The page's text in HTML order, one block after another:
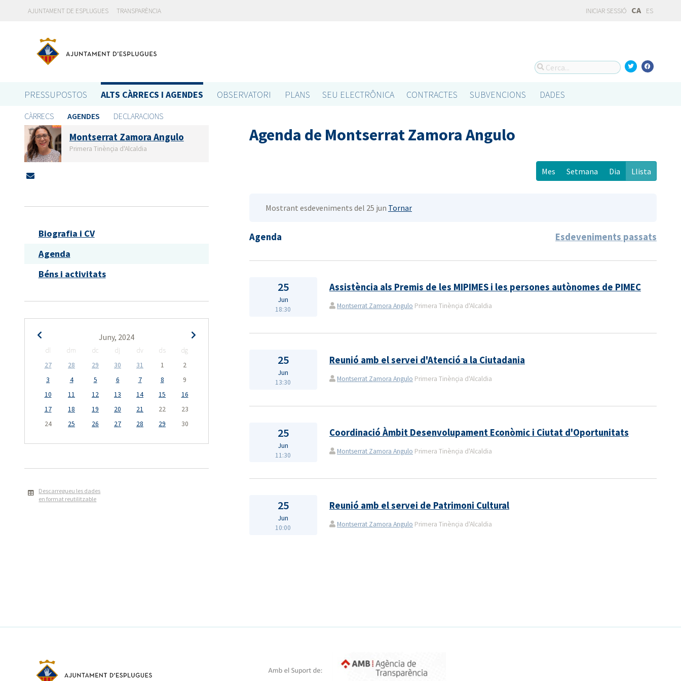
AJUNTAMENT DE ESPLUGUES TRANSPARÈNCIA INICIAR SESSIÓ CA ES
PRESSUPOSTOS ALTS CÀRRECS I AGENDES OBSERVATORI PLANS SEU ELECTRÔNICA CONTRACTES SUBVENCIONS DADES
CÀRRECS AGENDES DECLARACIONS
Montserrat Zamora Angulo
Primera Tinènçia d'Alcaldia
Biografia i CV
Agenda
Béns i activitats
Juny, 2024
dl dm dc dj dv ds
dg
27
28 29 30 31 1
2
3
4 5 6 7 8
9
10
11 12 13 14 15
16
17
18 19 20 21 22
23
24
25 26 27 28 29 30
Descarregueu les dades
en format reutilitzable
Agenda de Montserrat Zamora Angulo
Mes Setmana Dia Llista
Mostrant esdeveniments del 25 jun Tornar
Agenda Esdeveniments passats
25
Jun
18:30
Assistència als Premis de les MIPIMES i les persones autònomes de PIMEC
Montserrat Zamora Angulo Primera Tinènçia d'Alcaldia
25
Jun
13:30
Reunió amb el servei d'Atenció a la Ciutadania
Montserrat Zamora Angulo Primera Tinènçia d'Alcaldia
25
Jun
11:30
Coordinació Àmbit Desenvolupament Econòmic i Ciutat d'Oportunitats
Montserrat Zamora Angulo Primera Tinènçia d'Alcaldia
25
Jun
10:00
Reunió amb el servei de Patrimoni Cultural
Montserrat Zamora Angulo Primera Tinènçia d'Alcaldia